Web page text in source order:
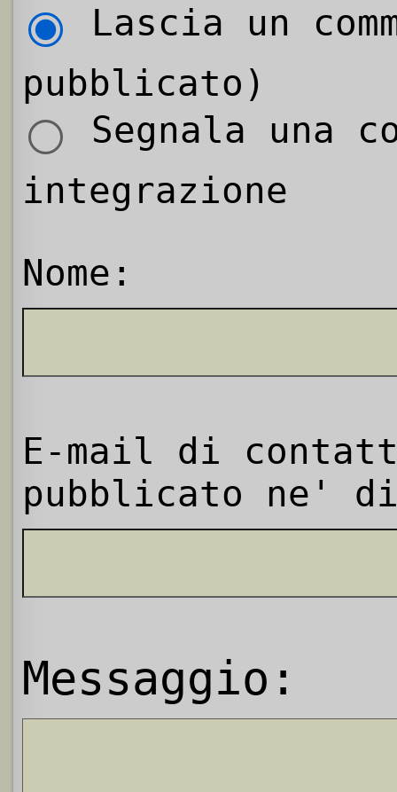
Lascia un
pubblicato)
Segnala una
integrazione
Nome:
E-mail di
pubblicato ne'
Messaggio: